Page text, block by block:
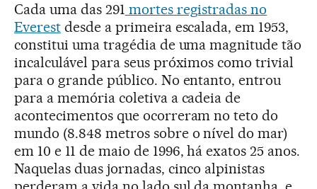
Cada uma das 291 mortes registradas no
Everestdesde a primeira escalada, em 1953,
constitui uma tragédia de uma magnitude tão
incalculável para seus próximos como trivial
para o grande público. No entanto, entrou
para a memória coletiva a cadeia de
acontecimentos que ocorreram no teto do
mundo (8.848 metros sobre o nível do mar)
em 10 e 11 de maio de 1996, há exatos 25 anos.
Naquelas duas jornadas, cinco alpinistas